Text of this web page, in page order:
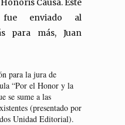
Causa. Este
fue enviado al
para más, Juan
para la jura de
“Por el Honor y la
se sume a las
(presentado por
Unidad Editorial).